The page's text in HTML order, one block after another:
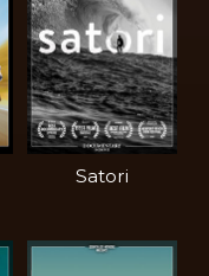
Satori